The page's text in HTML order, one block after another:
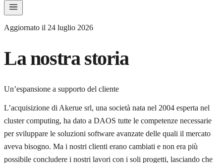
Aggiornato il 24 luglio 2026
La nostra storia
Un’espansione a supporto del cliente
L’acquisizione di Akerue srl, una società nata nel 2004 esperta nel
cluster computing, ha dato a DAOS tutte le competenze necessarie
per sviluppare le soluzioni software avanzate delle quali il mercato
aveva bisogno. Ma i nostri clienti erano cambiati e non era più
possibile concludere i nostri lavori con i soli progetti, lasciando che